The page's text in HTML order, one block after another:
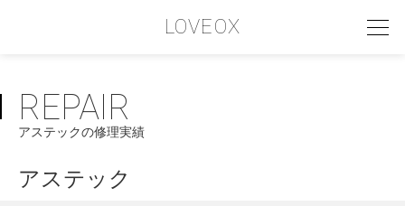
LOVEOX
PHILOSOPHY
フィロソフィー
COMPANY PROFILE
REPAIR
アステックの修理実績
アステック